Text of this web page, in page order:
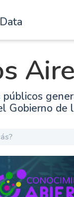
Gobierno de